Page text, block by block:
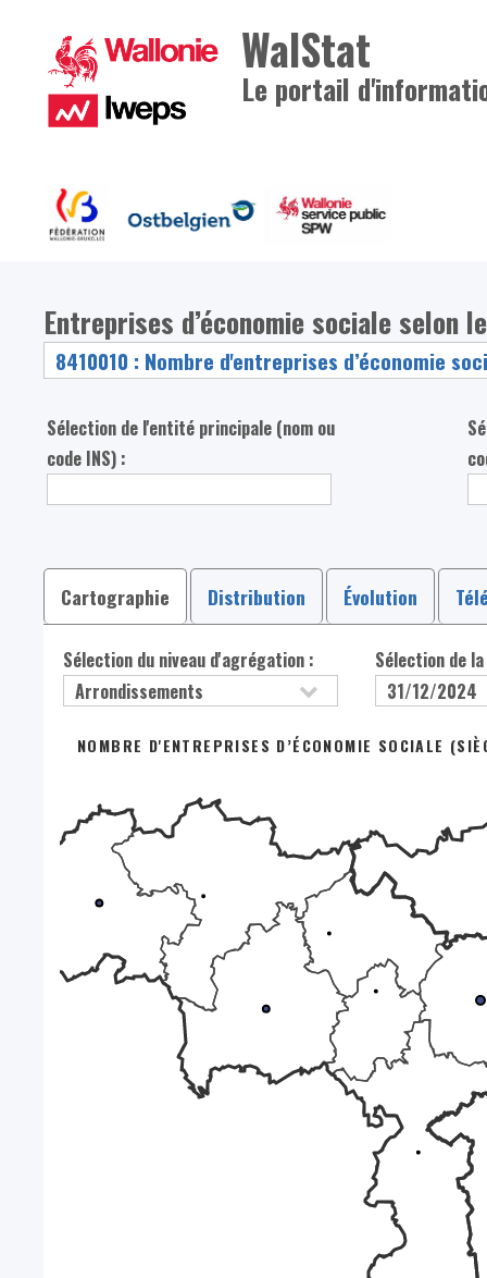
WalStat
Le portail
Entreprises d’économie sociale selon
Sélection de l'entité principale (nom ou
code INS) :
Cartographie Distribution Évolution
Sélection du niveau d'agrégation : Sélection de
NOMBRE D'ENTREPRISES D’ÉCONOMIE SOCIALE